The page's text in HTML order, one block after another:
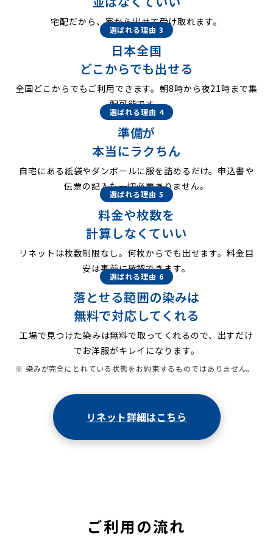
宅配だから、家から出せて受け取れます。
選ばれる理由 3
日本全国
どこからでも出せる
全国どこからでもご利用できます。朝8時から夜21時まで集
配可能です。
選ばれる理由 4
準備が
本当にラクちん
自宅にある紙袋やダンボールに服を詰めるだけ。申込書や
伝票の記入も一切必要ありません。
選ばれる理由 5
料金や枚数を
計算しなくていい
リネットは枚数制限なし。何枚からでも出せます。料金目
安は事前に確認できます。
選ばれる理由 6
落とせる範囲の染みは
無料で対応してくれる
工場で見つけた染みは無料で取ってくれるので、出すだけ
でお洋服がキレイになります。
※ 染みが完全にとれている状態をお約束するものではありません。
リネット詳細はこちら
ご利用の流れ